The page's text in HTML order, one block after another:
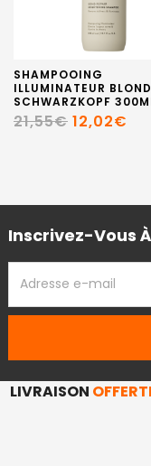
SHAMPOOING
ILLUMINATEUR
SCHWARZKOPF
21,55€ 12,02€
Inscrivez-Vous
EMAIL
LIVRAISON